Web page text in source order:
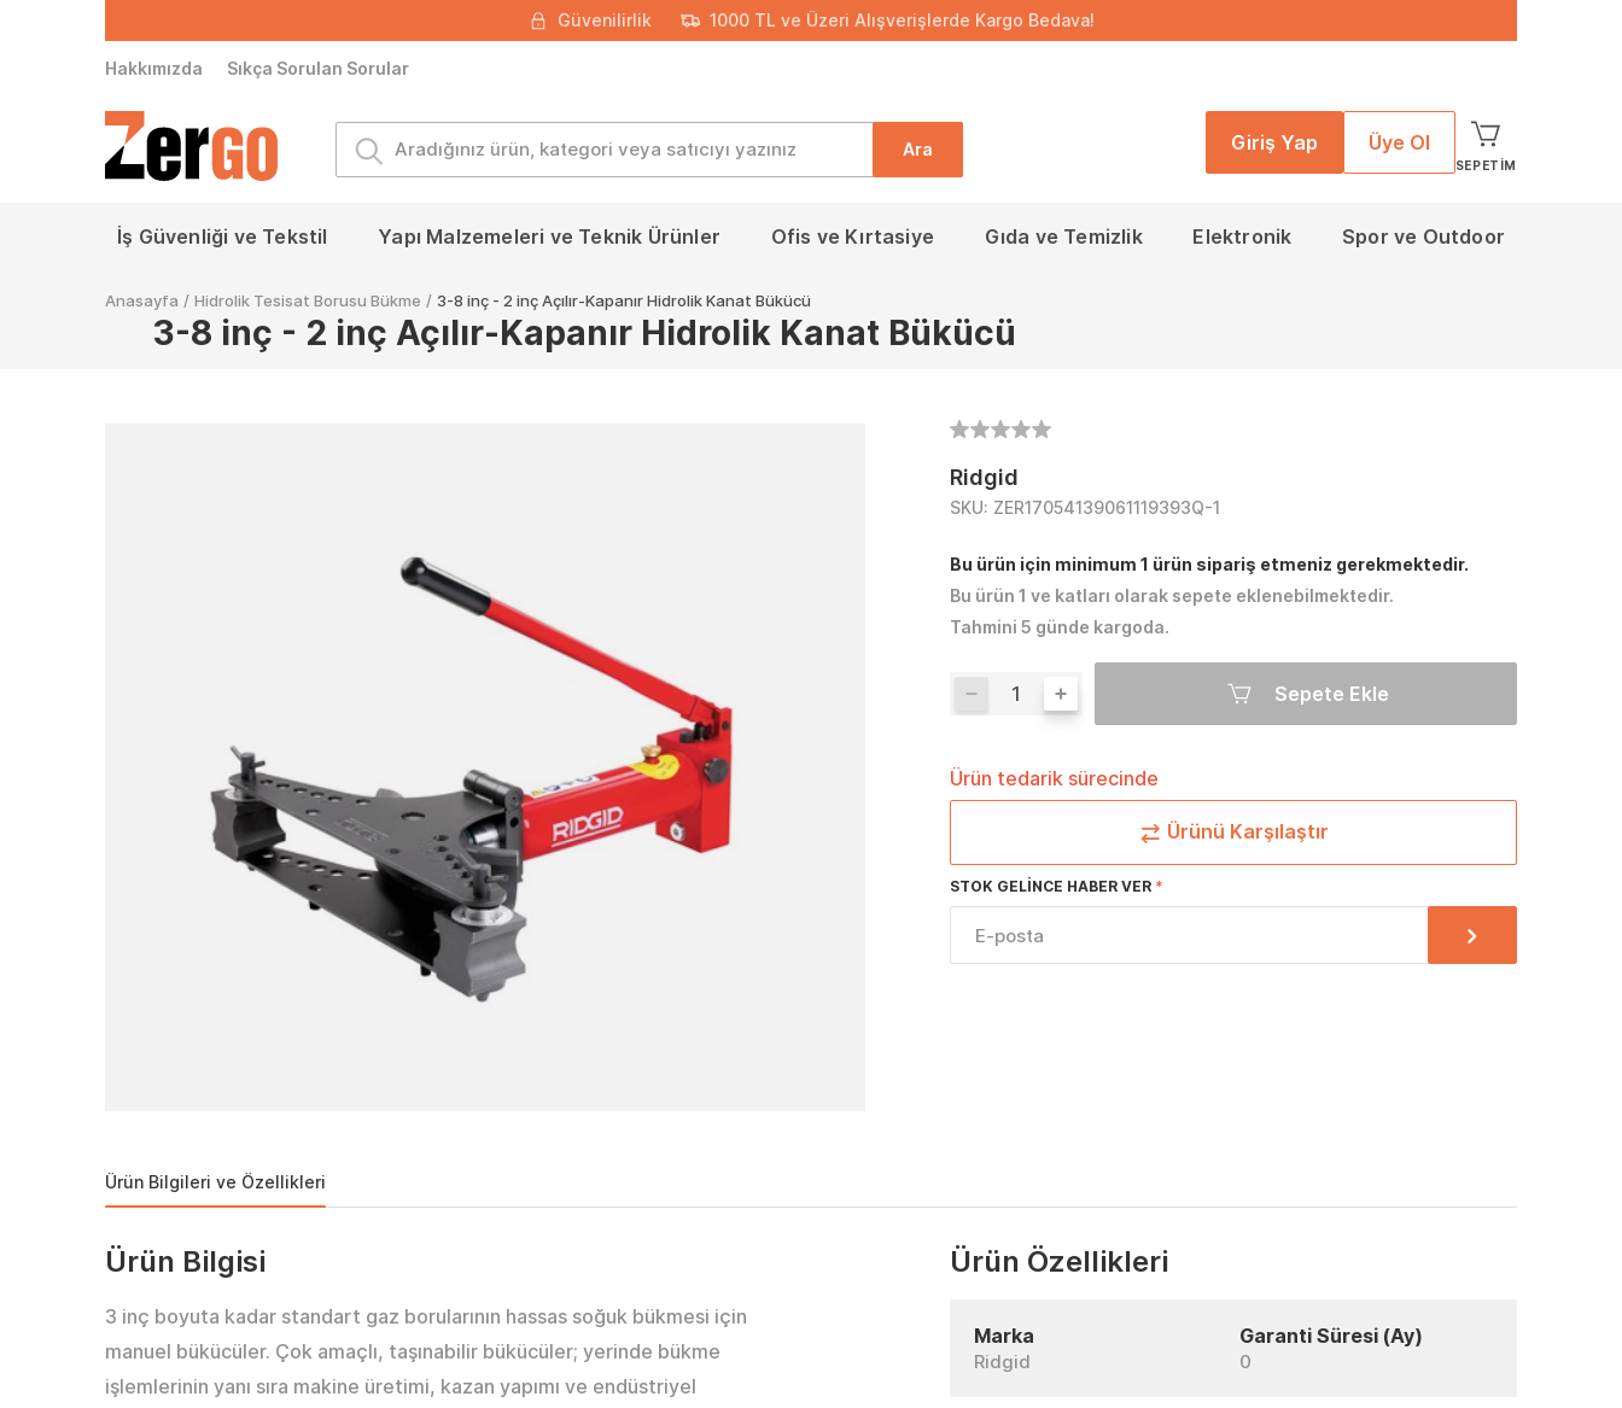
Güvenilirlik 1000 TL ve Üzeri Alışverişlerde Kargo Bedava!
Hakkımızda Sıkça Sorulan Sorular
Ara Giriş Yap Üye Ol
SEPETIM
İş Güvenliği ve Tekstil Yapı Malzemeleri ve Teknik Ürünler Ofis ve Kırtasiye Gıda ve Temizlik Elektronik Spor ve Outdoor
Anasayfa / Hidrolik Tesisat Borusu Bükme / 3-8 inç - 2 inç Açılır-Kapanır Hidrolik Kanat Bükücü
3-8 inç - 2 inç Açılır-Kapanır Hidrolik Kanat Bükücü
Ridgid
SKU: ZER17054139061119393Q-1
Bu ürün için minimum 1 ürün sipariş etmeniz gerekmektedir.
Bu ürün 1 ve katları olarak sepete eklenebilmektedir.
Tahmini 5 günde kargoda.
Sepete Ekle
Ürün tedarik sürecinde
Ürünü Karşılaştır
STOK GELINCE HABER VER
Ürün Bilgileri ve Özellikleri
Ürün Bilgisi
3 inç boyuta kadar standart gaz borularının hassas soğuk bükmesi için
manuel bükücüler. Çok amaçlı, taşınabilir bükücüler; yerinde bükme
işlemlerinin yanı sıra makine üretimi, kazan yapımı ve endüstriyel
Ürün Özellikleri
Marka
Ridgid
Garanti Süresi (Ay)
0